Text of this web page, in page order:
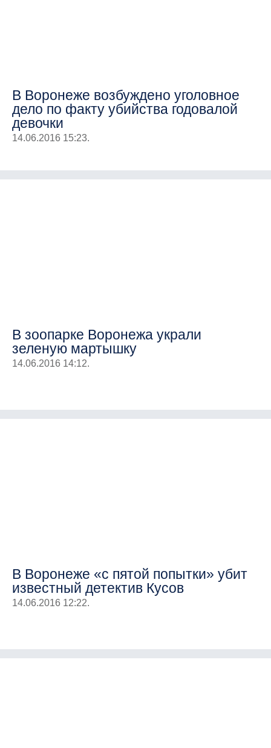
В Воронеже возбуждено уголовное
дело по факту убийства годовалой
девочки
14.06.2016 15:23.
В зоопарке Воронежа украли
зеленую мартышку
14.06.2016 14:12.
В Воронеже «с пятой попытки» убит
известный детектив Кусов
14.06.2016 12:22.